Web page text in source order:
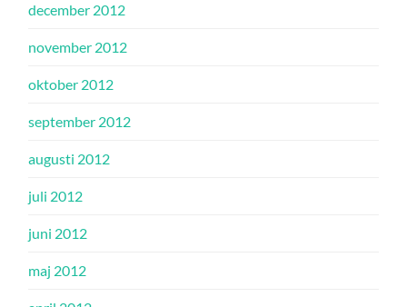
december 2012
november 2012
oktober 2012
september 2012
augusti 2012
juli 2012
juni 2012
maj 2012